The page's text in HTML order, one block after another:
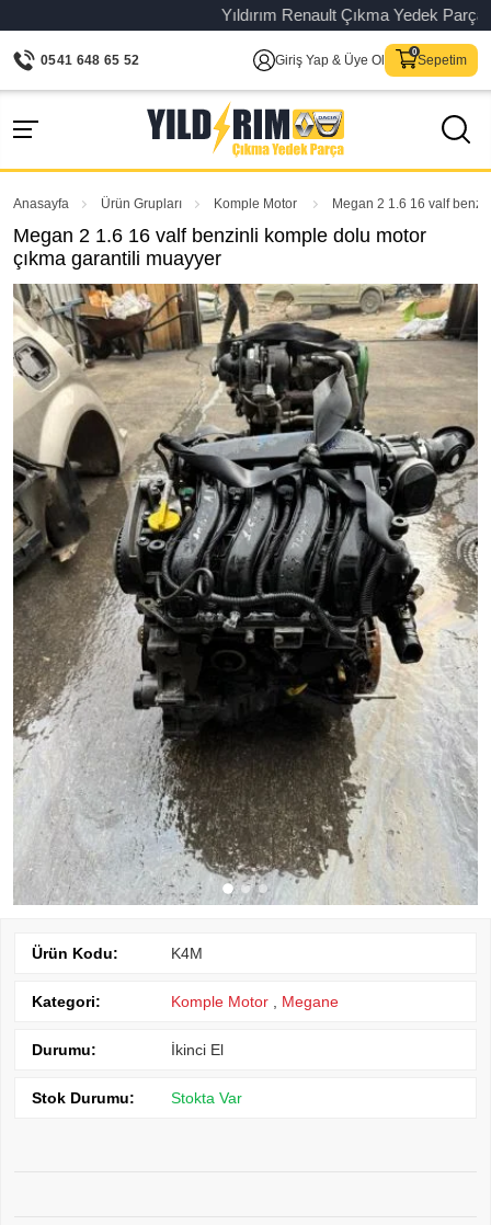
Yıldırım Renault Çıkma Yedek Parça
0541 648 65 52 Giriş Yap & Üye Ol Sepetim
Anasayfa Ürün Grupları Komple Motor Megan 2 1.6 16 valf
Megan 2 1.6 16 valf benzinli komple dolu motor
çıkma garantili muayyer
Ürün Kodu: K4M
Kategori: Komple Motor Megane
Durumu: İkinci El
Stok Durumu: Stokta Var